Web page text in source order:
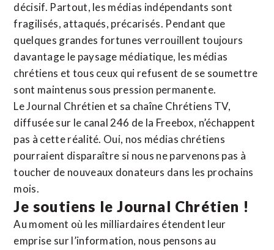
décisif. Partout, les médias indépendants sont
fragilisés, attaqués, précarisés. Pendant que
quelques grandes fortunes verrouillent toujours
davantage le paysage médiatique, les médias
chrétiens et tous ceux qui refusent de se soumettre
sont maintenus sous pression permanente.
Le Journal Chrétien et sa chaîne Chrétiens TV,
diffusée sur le canal 246 de la Freebox, n’échappent
pas à cette réalité. Oui, nos médias chrétiens
pourraient disparaître si nous ne parvenons pas à
toucher de nouveaux donateurs dans les prochains
mois.
Je soutiens le Journal Chrétien !
Au moment où les milliardaires étendent leur
emprise sur l’information, nous pensons au